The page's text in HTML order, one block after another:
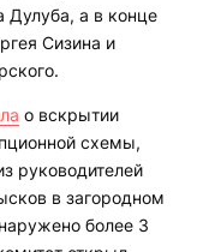
Дулуба, а в конце
Сизина и
о вскрытии
схемы,
руководителей
в загородном
более 3